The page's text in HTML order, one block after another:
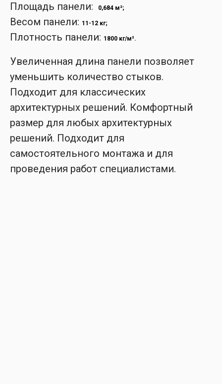
Площадь панели: 0,684 м²;
Весом панели: 11-12 кг;
Плотность панели: 1800 кг/м³.
Увеличенная длина панели позволяет
уменьшить количество стыков.
Подходит для классических
архитектурных решений. Комфортный
размер для любых архитектурных
решений. Подходит для
самостоятельного монтажа и для
проведения работ специалистами.